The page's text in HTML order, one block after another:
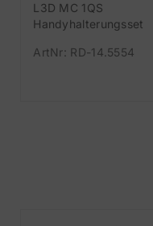
L3D MC 1QS
Handyhalterungsset
ArtNr: RD-14.5554